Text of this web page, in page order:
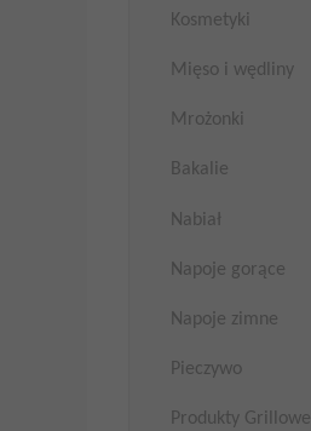
Kosmetyki
Mięso i wędliny
Mrożonki
Bakalie
Nabiał
Napoje gorące
Napoje zimne
Pieczywo
Produkty Grillowe